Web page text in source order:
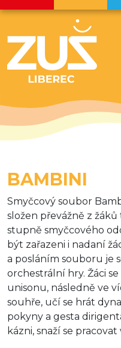
BAMBINI
Smyčcový soubor
složen převážně z
stupně smyčcového
být zařazeni i nadaní
a posláním souboru je
orchestrální hry. Žáci
unisonu, následně ve
souhře, učí se hrát
pokyny a gesta
kázni, snaží se